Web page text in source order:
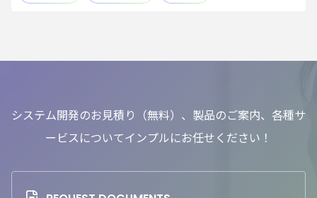
システム開発のお見積り（無料）、製品のご案内、各種サ
ービスについてインプルにお任せください！